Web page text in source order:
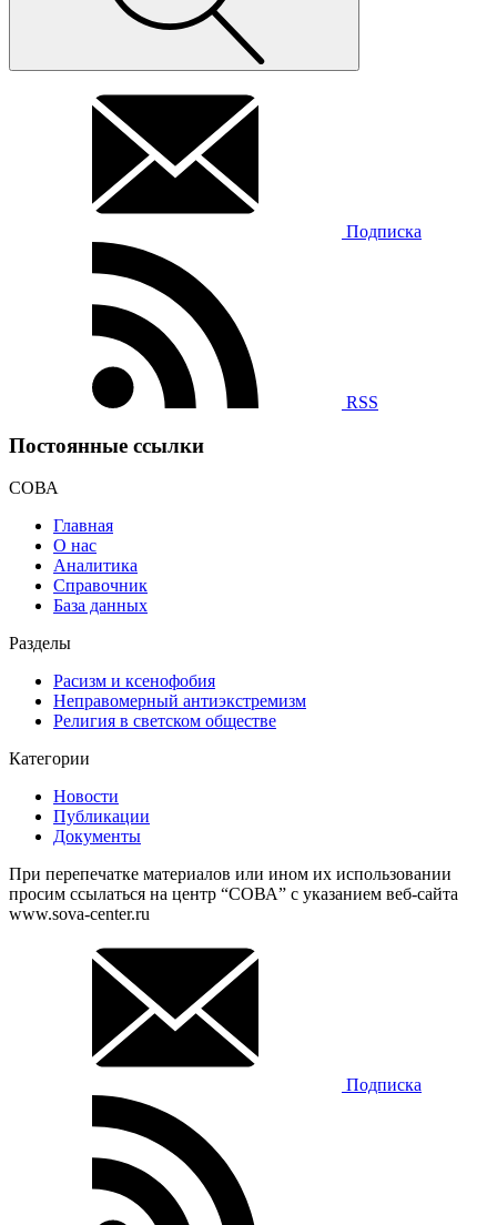
Подписка
RSS
Постоянные ссылки
СОВА
Главная
О нас
Аналитика
Справочник
База данных
Разделы
Расизм и ксенофобия
Неправомерный антиэкстремизм
Религия в светском обществе
Категории
Новости
Публикации
Документы
При перепечатке материалов или ином их использовании
просим ссылаться на центр “СОВА” с указанием веб-сайта
www.sova-center.ru
Подписка